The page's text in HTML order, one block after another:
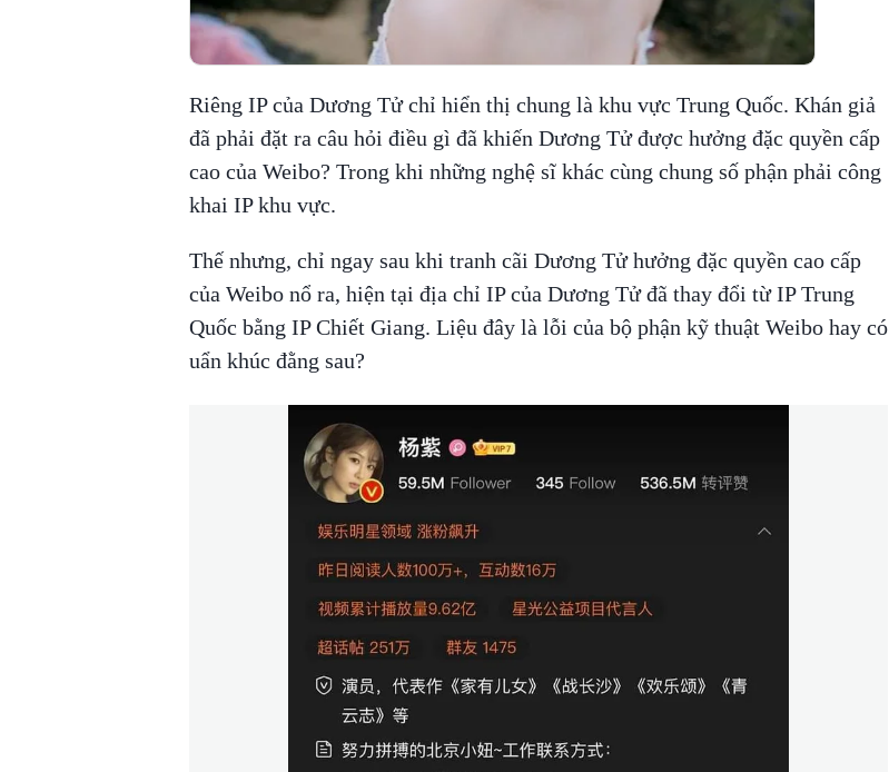
Riêng IP của Dương Tử chỉ hiển thị chung là khu vực Trung Quốc. Khán giả
đã phải đặt ra câu hỏi điều gì đã khiến Dương Tử được hưởng đặc quyền cấp
cao của Weibo? Trong khi những nghệ sĩ khác cùng chung số phận phải công
khai IP khu vực.
Thế nhưng, chỉ ngay sau khi tranh cãi Dương Tử hưởng đặc quyền cao cấp
của Weibo nổ ra, hiện tại địa chỉ IP của Dương Tử đã thay đổi từ IP Trung
Quốc bằng IP Chiết Giang. Liệu đây là lỗi của bộ phận kỹ thuật Weibo hay có
uẩn khúc đằng sau?